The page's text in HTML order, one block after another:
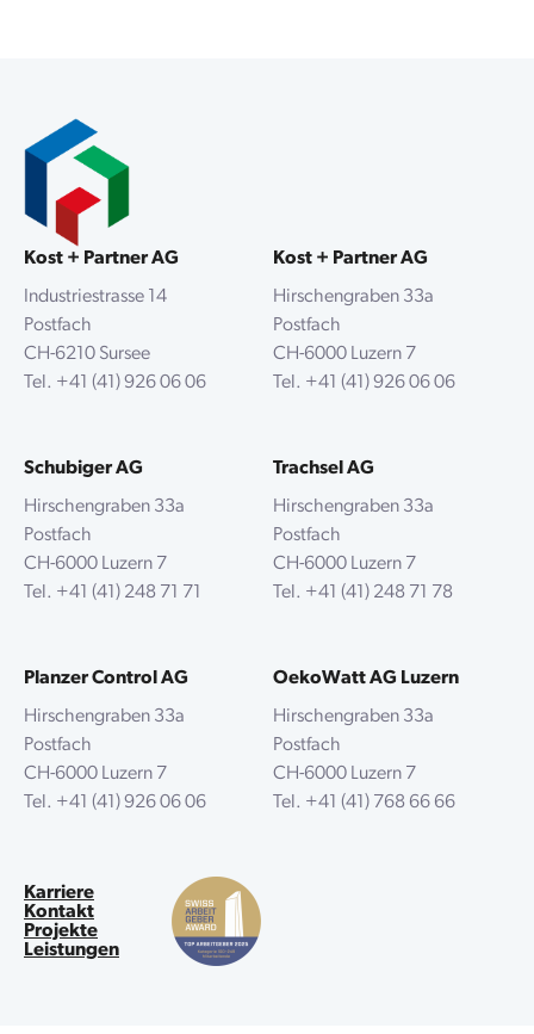
Kost + Partner AG
Industriestrasse 14
Postfach
CH-6210 Sursee
Tel. +41 (41) 926 06 06
Kost + Partner AG
Hirschengraben 33a
Postfach
CH-6000 Luzern 7
Tel. +41 (41) 926 06 06
Schubiger AG
Hirschengraben 33a
Postfach
CH-6000 Luzern 7
Tel. +41 (41) 248 71 71
Trachsel AG
Hirschengraben 33a
Postfach
CH-6000 Luzern 7
Tel. +41 (41) 248 71 78
Planzer Control AG
Hirschengraben 33a
Postfach
CH-6000 Luzern 7
Tel. +41 (41) 926 06 06
OekoWatt AG Luzern
Hirschengraben 33a
Postfach
CH-6000 Luzern 7
Tel. +41 (41) 768 66 66
Karriere
Kontakt
Projekte
Leistungen